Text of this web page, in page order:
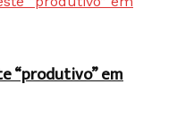
“produtivo” em